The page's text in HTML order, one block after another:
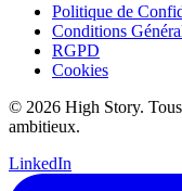
Politique de
Conditions
RGPD
Cookies
© 2026 High Story.
ambitieux.
LinkedIn